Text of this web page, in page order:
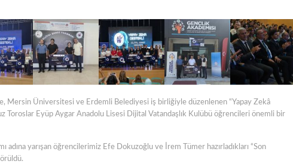
Üniversitesi ve Erdemli Belediyesi iş birliğiyle düzenlenen “Yapay Zekâ
Toroslar Eyüp Aygar Anadolu Lisesi Dijital Vatandaşlık Kulübü öğrencileri önemli bir
adına yarışan öğrencilerimiz Efe Dokuzoğlu ve İrem Tümer hazırladıkları “Son